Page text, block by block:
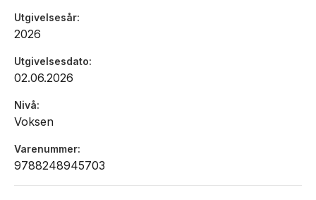
Utgivelsesår
2026
Utgivelsesdato
02.06.2026
Nivå
Voksen
Varenummer
9788248945703